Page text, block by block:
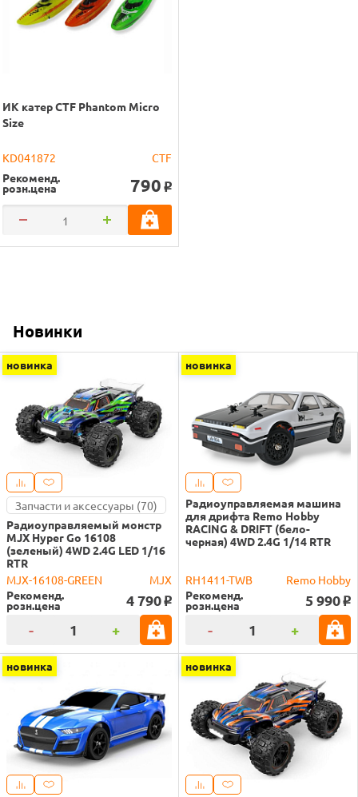
ИК катер CTF Phantom Micro
Size
KD041872
CTF
Рекоменд.
розн.цена 790 o
Новинки
новинка
Запчасти и аксессуары (70)
Радиоуправляемый монстр
MJX Hyper Go 16108
(зеленый) 4WD 2.4G LED 1/16
RTR
MJX-16108-GREEN
MJX
Рекоменд.
розн.цена 4 790 o
- +
новинка
Радиоуправляемая машина
для дрифта Remo Hobby
RACING & DRIFT (бело-
черная) 4WD 2.4G 1/14 RTR
RH1411-TWB
Remo Hobby
Рекоменд.
розн.цена 5 990 o
- +
новинка новинка